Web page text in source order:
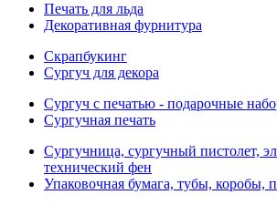
Печать для льда
Декоративная фурнитура
Скрапбукинг
Сургуч для декора
Сургуч с печатью - подарочные
Сургучная печать
Сургучница, сургучный пистолет,
технический фен
Упаковочная бумага, тубы, коробы,